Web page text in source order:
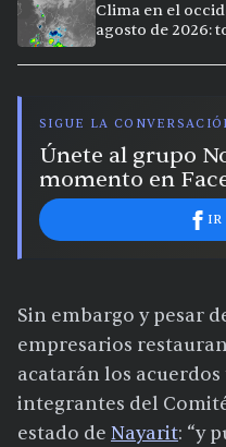
Clima en el
agosto de 2026:
SIGUE LA
Únete al grupo
momento en
IR
Sin embargo y pesar
empresarios
acatarán los
integrantes del
estado de Nayarit: “y